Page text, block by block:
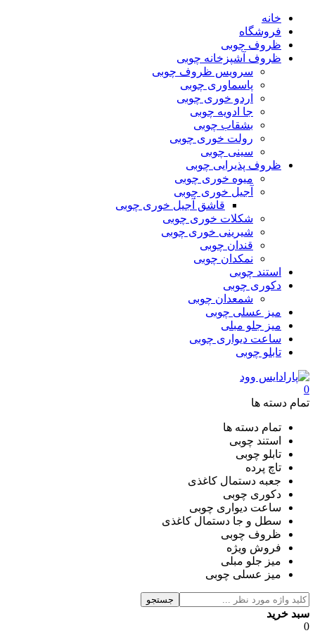
خانه
فروشگاه
ظروف چوبی
ظروف آشپزخانه چوبی
سرویس ظروف چوبی
پاسماوری چوبی
اردو خوری چوبی
جا ادویه چوبی
بشقاب چوبی
رولت خوری چوبی
سینی چوبی
ظروف پذیرایی چوبی
میوه خوری چوبی
آجیل خوری چوبی
قاشق آجیل خوری چوبی
شکلات خوری چوبی
شیرینی خوری چوبی
قندان چوبی
نمکدان چوبی
استند چوبی
دکوری چوبی
شمعدان چوبی
میز عسلی چوبی
میز جلو مبلی
ساعت دیواری چوبی
تابلو چوبی
0
تمام دسته ها
تمام دسته ها
استند چوبی
تابلو چوبی
تاچ پرده
جعبه دستمال کاغذی
دکوری چوبی
ساعت دیواری چوبی
سطل و جا دستمال کاغذی
ظروف چوبی
فروش ویژه
میز جلو مبلی
میز عسلی چوبی
جستجو
سبد خرید
0